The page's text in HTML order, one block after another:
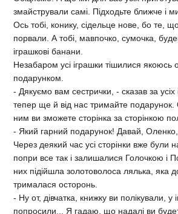
змайстрували самі. Підходьте ближче і
Ось тобі, конику, сідельце нове, бо те,
порвали. А тобі, мавпочко, сумочка,
іграшкові банани.
Незабаром усі іграшки тішилися
подарунком.
- Дякуємо вам сестрички, - сказав за
тепер ще й від нас тримайте подарунок.
ним ви зможете сторінка за сторінкою
- Який гарний подарунок! Давай,
Через деякий час усі сторінки вже були
попри все так і залишалися Голочкою і
них підійшла золотоволоса лялька, яка
трималася осторонь.
- Ну от, дівчатка, книжку ви полікували,
попросили... Я гадаю, що надалі ви